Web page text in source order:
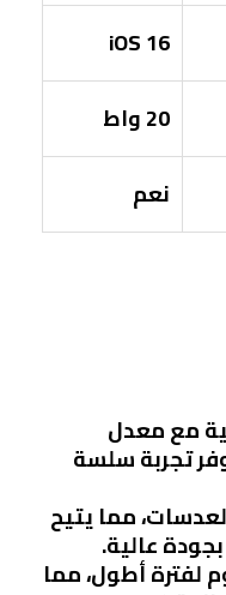
iOS 16
20 واط
نعم
مع معدل
يوفر تجربة سلسة
مما يتيح
عالية.
لفترة أطول، مما